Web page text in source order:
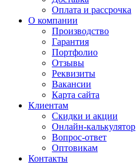
Оплата и рассрочка
О компании
Производство
Гарантия
Портфолио
Отзывы
Реквизиты
Вакансии
Карта сайта
Клиентам
Скидки и акции
Онлайн-калькулятор
Вопрос-ответ
Оптовикам
Контакты